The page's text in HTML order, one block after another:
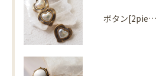
ボタン[2piece] Import parts No2727